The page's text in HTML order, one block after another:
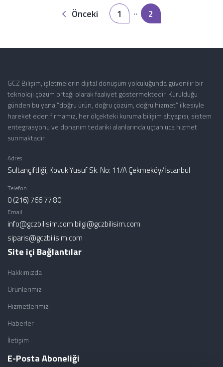
Önceki 1 2
GCZ Bilişim, işletmelerin dijital dönüşüm yolculuğunda güvenilir bir
teknoloji çözüm ortağı olarak faaliyet göstermektedir. Kurulduğu
günden bu yana “doğru ürün, doğru çözüm, doğru hizmet” ilkesiyle
hareket eden firmamız, her ölçekteki kuruma bilişim altyapısı, sistem
entegrasyonu ve donanım tedariki alanlarında uçtan uca hizmet
sunmaktadır.
Adres
Sultançiftliği, Kovuk Yusuf Sk. No: 11/A Çekmeköy/İstanbul
Telefon
0 (216) 766 77 80
Email
info@gczbilisim.com bilgi@gczbilisim.com
siparis@gczbilisim.com
Site içi Bağlantılar
Hakkımızda
Ürünlerimiz
Hizmetlerimiz
Haberler
İletişim
E-Posta Aboneliği